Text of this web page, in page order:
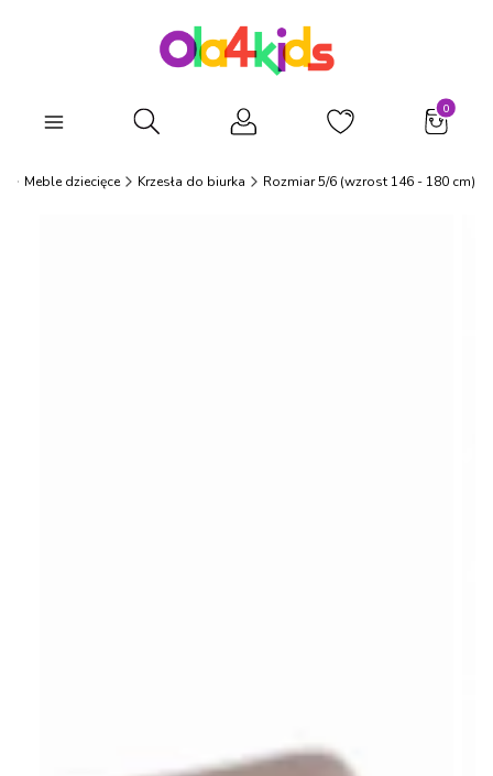
Otwórz wyszukiwarkę
Meble dziecięce Krzesła do biurka Rozmiar 5/6 (wzrost 146 - 180 cm)